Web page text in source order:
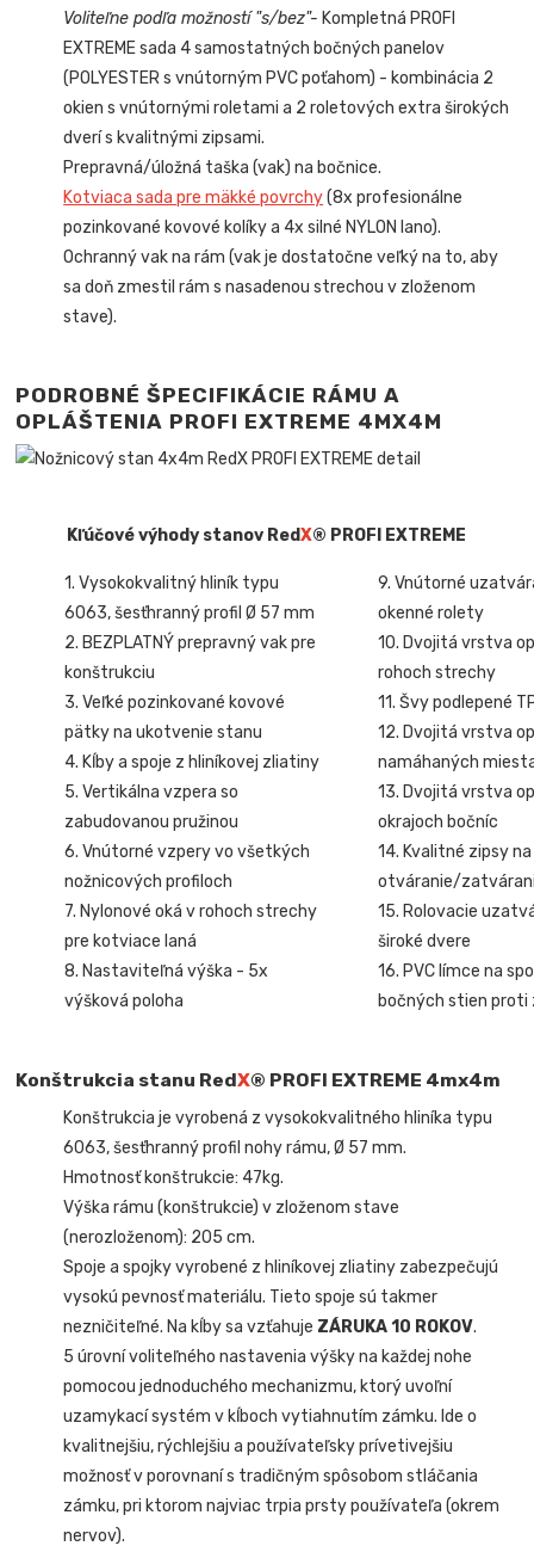
Voliteľne podľa možností "s/bez"- Kompletná PROFI
EXTREME sada 4 samostatných bočných panelov
(POLYESTER s vnútorným PVC poťahom) - kombinácia 2
okien s vnútornými roletami a 2 roletových extra širokých
dverí s kvalitnými zipsami.
Prepravná/úložná taška (vak) na bočnice.
Kotviaca sada pre mäkké povrchy(8x profesionálne
pozinkované kovové kolíky a 4x silné NYLON lano).
Ochranný vak na rám (vak je dostatočne veľký na to, aby
sa doň zmestil rám s nasadenou strechou v zloženom
stave).
PODROBNÉ ŠPECIFIKÁCIE RÁMU A
OPLÁŠTENIA PROFI EXTREME 4MX4M
Kľúčové výhody stanov RedX® PROFI EXTREME
1. Vysokokvalitný hliník typu
6063, šesťhranný profil Ø 57 mm
2. BEZPLATNÝ prepravný vak pre
konštrukciu
3. Veľké pozinkované kovové
pätky na ukotvenie stanu
4. Kĺby a spoje z hliníkovej zliatiny
5. Vertikálna vzpera so
zabudovanou pružinou
6. Vnútorné vzpery vo všetkých
nožnicových profiloch
7. Nylonové oká v rohoch strechy
pre kotviace laná
8. Nastaviteľná výška - 5x
výšková poloha
9. Vnútorné
okenné rolety
10. Dvojitá vrstva
rohoch strechy
11. Švy podlepené
12. Dvojitá vrstva
namáhaných
13. Dvojitá vrstva
okrajoch bočníc
14. Kvalitné zipsy na
otváranie/
15. Rolovacie
široké dvere
16. PVC límce na
bočných stien proti
Konštrukcia stanu RedX® PROFI EXTREME 4mx4m
Konštrukcia je vyrobená z vysokokvalitného hliníka typu
6063, šesťhranný profil nohy rámu, Ø 57 mm.
Hmotnosť konštrukcie: 47kg.
Výška rámu (konštrukcie) v zloženom stave
(nerozloženom): 205 cm.
Spoje a spojky vyrobené z hliníkovej zliatiny zabezpečujú
vysokú pevnosť materiálu. Tieto spoje sú takmer
nezničiteľné. Na kĺby sa vzťahuje ZÁRUKA 10 ROKOV.
5 úrovní voliteľného nastavenia výšky na každej nohe
pomocou jednoduchého mechanizmu, ktorý uvoľní
uzamykací systém v kĺboch vytiahnutím zámku. Ide o
kvalitnejšiu, rýchlejšiu a používateľsky prívetivejšiu
možnosť v porovnaní s tradičným spôsobom stláčania
zámku, pri ktorom najviac trpia prsty používateľa (okrem
nervov).